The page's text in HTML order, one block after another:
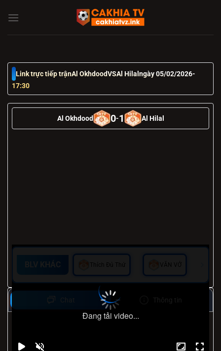
đến
Link trực tiếp trậnAl OkhdoodVSAl Hilal ngày 05/02/2026-
17:30
Al Okhdood 0-1 Al Hilal
Đang tải video...
BLV KHÁC Thích Đủ Thứ VĂN VỞ
Chat Thông tin